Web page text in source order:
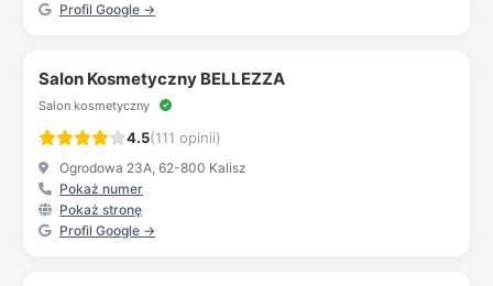
Profil Google →
Salon Kosmetyczny BELLEZZA
Salon kosmetyczny
4.5(111 opinii)
Ogrodowa 23A, 62-800 Kalisz
Pokaż numer
Pokaż stronę
Profil Google →